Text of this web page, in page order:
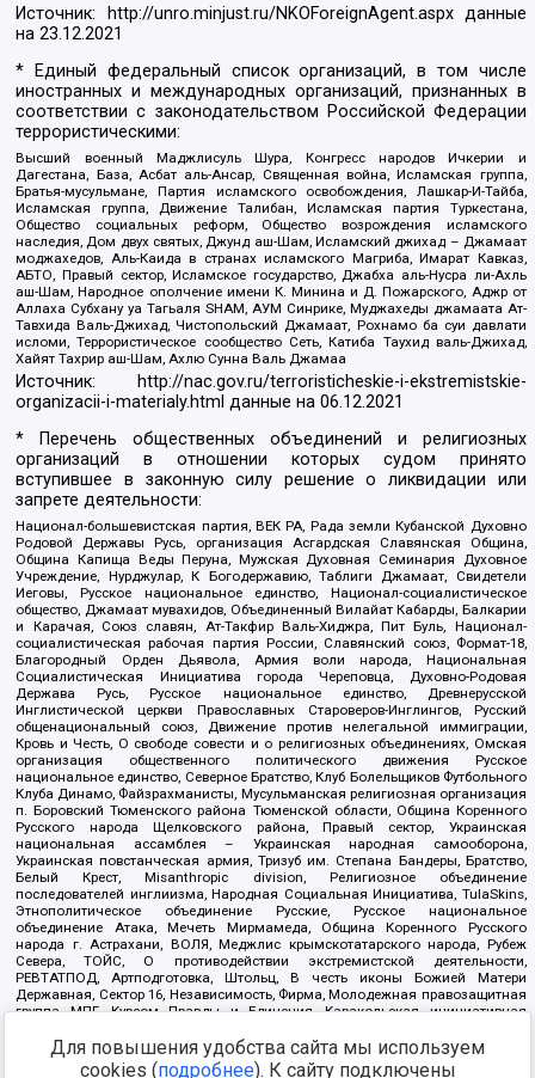
Источник: http://unro.minjust.ru/NKOForeignAgent.aspxданные
на23.12.2021
* Единый федеральный список организаций, в том числе
иностранных и международных организаций, признанных в
соответствии с законодательством Российской Федерации
террористическими:
Высший военный Маджлисуль Шура, Конгресс народов Ичкерии и
Дагестана, База, Асбат аль-Ансар, Священная война, Исламская группа,
Братья-мусульмане, Партия исламского освобождения, Лашкар-И-Тайба,
Исламская группа, Движение Талибан, Исламская партия Туркестана,
Общество социальных реформ, Общество возрождения исламского
наследия, Дом двух святых, Джунд аш-Шам, Исламский джихад – Джамаат
моджахедов, Аль-Каида в странах исламского Магриба, Имарат Кавказ,
АБТО, Правый сектор, Исламское государство, Джабха аль-Нусра ли-Ахль
аш-Шам, Народное ополчение имени К. Минина и Д. Пожарского, Аджр от
Аллаха Субхану уа Тагьаля SHAM, АУМ Синрике, Муджахеды джамаата Ат-
Тавхида Валь-Джихад, Чистопольский Джамаат, Рохнамо ба суи давлати
исломи, Террористическое сообщество Сеть, Катиба Таухид валь-Джихад,
Хайят Тахрир аш-Шам, Ахлю Сунна Валь Джамаа
Источник:
http://nac.gov.ru/terroristicheskie-i-ekstremistskie-
organizacii-i-materialy.html данные на06.12.2021
* Перечень общественных объединений и религиозных
организаций в отношении которых судом принято
вступившее в законную силу решение о ликвидации или
запрете деятельности:
Национал-большевистская партия, ВЕК РА, Рада земли Кубанской Духовно
Родовой Державы Русь, организация Асгардская Славянская Община,
Община Капища Веды Перуна, Мужская Духовная Семинария Духовное
Учреждение, Нурджулар, К Богодержавию, Таблиги Джамаат, Свидетели
Иеговы, Русское национальное единство, Национал-социалистическое
общество, Джамаат мувахидов, Объединенный Вилайат Кабарды, Балкарии
и Карачая, Союз славян, Ат-Такфир Валь-Хиджра, Пит Буль, Национал-
социалистическая рабочая партия России, Славянский союз, Формат-18,
Благородный Орден Дьявола, Армия воли народа, Национальная
Социалистическая Инициатива города Череповца, Духовно-Родовая
Держава Русь, Русское национальное единство, Древнерусской
Инглистической церкви Православных Староверов-Инглингов, Русский
общенациональный союз, Движение против нелегальной иммиграции,
Кровь и Честь, О свободе совести и о религиозных объединениях, Омская
организация общественного политического движения Русское
национальное единство, Северное Братство, Клуб Болельщиков Футбольного
Клуба Динамо, Файзрахманисты, Мусульманская религиозная организация
п. Боровский Тюменского района Тюменской области, Община Коренного
Русского народа Щелковского района, Правый сектор, Украинская
национальная ассамблея – Украинская народная самооборона,
Украинская повстанческая армия, Тризуб им. Степана Бандеры, Братство,
Белый Крест, Misanthropic division, Религиозное объединение
последователей инглиизма, Народная Социальная Инициатива, TulaSkins,
Этнополитическое объединение Русские, Русское национальное
объединение Атака, Мечеть Мирмамеда, Община Коренного Русского
народа г. Астрахани, ВОЛЯ, Меджлис крымскотатарского народа, Рубеж
Севера, ТОЙС, О противодействии экстремистской деятельности,
РЕВТАТПОД, Артподготовка, Штольц, В честь иконы Божией Матери
Державная, Сектор 16, Независимость, Фирма, Молодежная правозащитная
группа МПГ, Курсом Правды и Единения, Каракольская инициативная
Благотворительный пансионат Ак Умут, Русская республика Русь,
Арестантское уголовное единство, Башкорт, Нация и свобода, W.H.С., Фалунь
Для повышения удобства сайта мы используем
cookies (подробнее). К сайту подключены